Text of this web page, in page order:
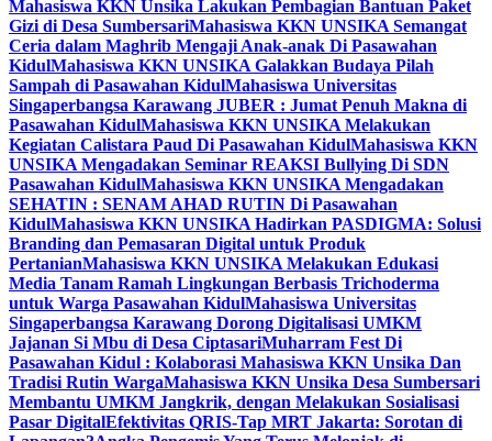
Mahasiswa KKN Unsika Lakukan Pembagian Bantuan Paket
Gizi di Desa SumbersariMahasiswa KKN UNSIKA Semangat
Ceria dalam Maghrib Mengaji Anak-anak Di Pasawahan
KidulMahasiswa KKN UNSIKA Galakkan Budaya Pilah
Sampah di Pasawahan KidulMahasiswa Universitas
Singaperbangsa Karawang JUBER : Jumat Penuh Makna di
Pasawahan KidulMahasiswa KKN UNSIKA Melakukan
Kegiatan Calistara Paud Di Pasawahan KidulMahasiswa KKN
UNSIKA Mengadakan Seminar REAKSI Bullying Di SDN
Pasawahan KidulMahasiswa KKN UNSIKA Mengadakan
SEHATIN : SENAM AHAD RUTIN Di Pasawahan
KidulMahasiswa KKN UNSIKA Hadirkan PASDIGMA: Solusi
Branding dan Pemasaran Digital untuk Produk
PertanianMahasiswa KKN UNSIKA Melakukan Edukasi
Media Tanam Ramah Lingkungan Berbasis Trichoderma
untuk Warga Pasawahan KidulMahasiswa Universitas
Singaperbangsa Karawang Dorong Digitalisasi UMKM
Jajanan Si Mbu di Desa CiptasariMuharram Fest Di
Pasawahan Kidul : Kolaborasi Mahasiswa KKN Unsika Dan
Tradisi Rutin WargaMahasiswa KKN Unsika Desa Sumbersari
Membantu UMKM Jangkrik, dengan Melakukan Sosialisasi
Pasar DigitalEfektivitas QRIS-Tap MRT Jakarta: Sorotan di